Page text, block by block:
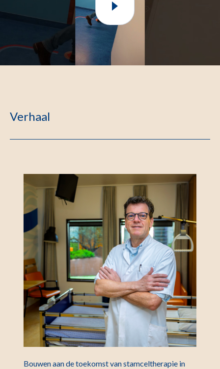
Verhaal
Bouwen aan de toekomst van stamceltherapie in